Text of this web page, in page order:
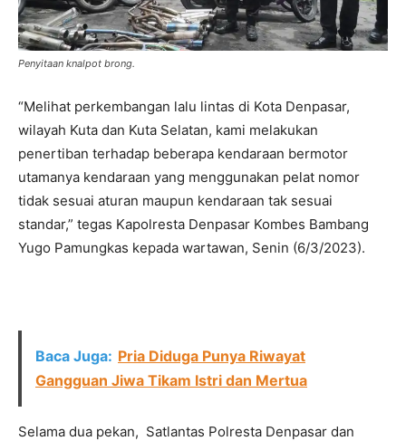
Penyitaan knalpot brong.
“Melihat perkembangan lalu lintas di Kota Denpasar,
wilayah Kuta dan Kuta Selatan, kami melakukan
penertiban terhadap beberapa kendaraan bermotor
utamanya kendaraan yang menggunakan pelat nomor
tidak sesuai aturan maupun kendaraan tak sesuai
standar,” tegas Kapolresta Denpasar Kombes Bambang
Yugo Pamungkas kepada wartawan, Senin (6/3/2023).
Baca Juga: Pria Diduga Punya Riwayat
Gangguan Jiwa Tikam Istri dan Mertua
Selama dua pekan, Satlantas Polresta Denpasar dan